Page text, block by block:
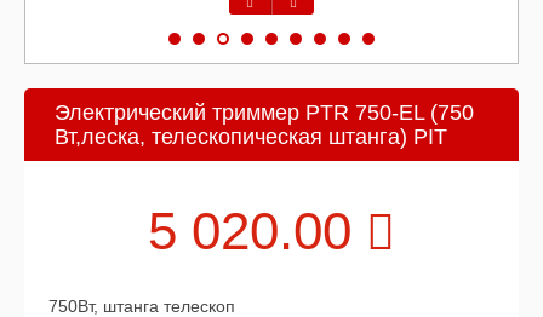
Электрический триммер PTR 750-EL (750
Вт,леска, телескопическая штанга) PIT
5 020.00
750Вт, штанга телескоп